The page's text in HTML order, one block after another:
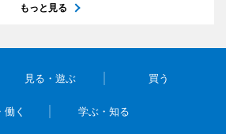
もっと見る
見る・遊ぶ 買う
働く 学ぶ・知る